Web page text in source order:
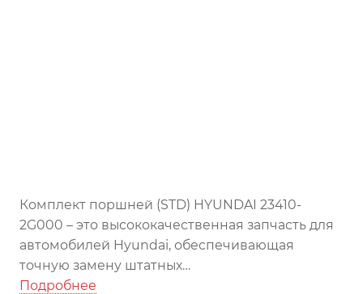
Комплект поршней (STD) HYUNDAI 23410-
2G000 – это высококачественная запчасть для
автомобилей Hyundai, обеспечивающая
точную замену штатных
поршней. Гарантирует надежную работу
Подробнее